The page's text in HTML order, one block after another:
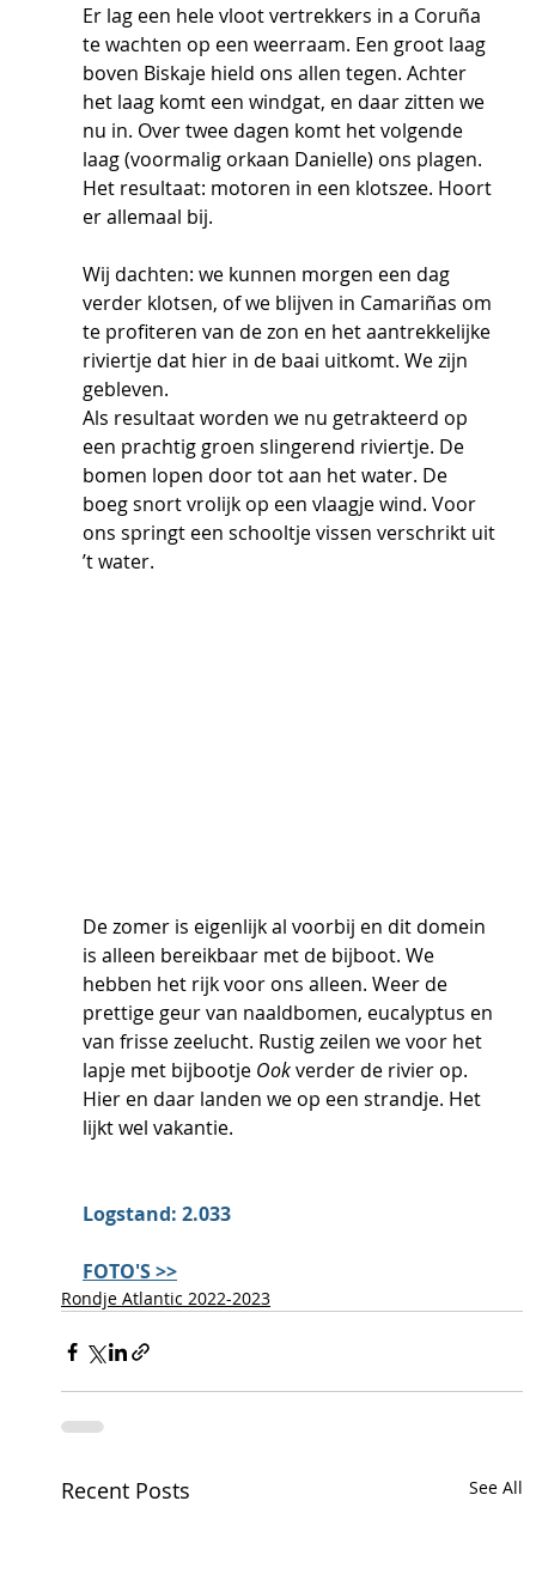
Er lag een hele vloot vertrekkers in a Coruña
te wachten op een weerraam. Een groot laag
boven Biskaje hield ons allen tegen. Achter
het laag komt een windgat, en daar zitten we
nu in. Over twee dagen komt het volgende
laag (voormalig orkaan Danielle) ons plagen.
Het resultaat: motoren in een klotszee. Hoort
er allemaal bij.
Wij dachten: we kunnen morgen een dag
verder klotsen, of we blijven in Camariñas om
te profiteren van de zon en het aantrekkelijke
riviertje dat hier in de baai uitkomt. We zijn
gebleven.
Als resultaat worden we nu getrakteerd op
een prachtig groen slingerend riviertje. De
bomen lopen door tot aan het water. De
boeg snort vrolijk op een vlaagje wind. Voor
ons springt een schooltje vissen verschrikt uit
’t water.
De zomer is eigenlijk al voorbij en dit domein
is alleen bereikbaar met de bijboot. We
hebben het rijk voor ons alleen. Weer de
prettige geur van naaldbomen, eucalyptus en
van frisse zeelucht. Rustig zeilen we voor het
lapje met bijbootje Ook verder de rivier op.
Hier en daar landen we op een strandje. Het
lijkt wel vakantie.
Logstand: 2.033
FOTO'S >>
Rondje Atlantic 2022-2023
Recent Posts See All